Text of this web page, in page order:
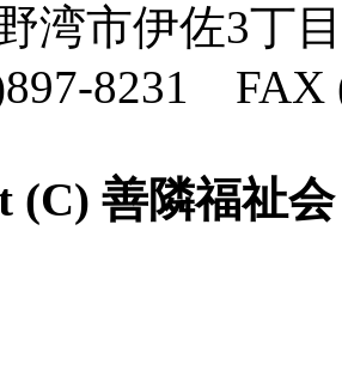
湾市伊佐3丁
8231 FAX
(C) 善隣福祉